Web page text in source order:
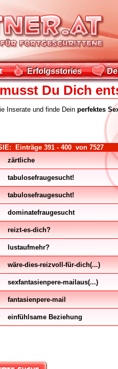
Erfolgsstories
Erfolgsstories
Du Dich
Inserate und finde Dein perfektes
Einträge 391 - 400von 7527
zärtliche
tabulosefraugesucht!
tabulosefraugesucht!
dominatefraugesucht
reizt-es-dich?
lustaufmehr?
wäre-dies-reizvoll-für-dich(...)
sexfantasienpere-mailaus(...)
fantasienpere-mail
einfühlsame Beziehung